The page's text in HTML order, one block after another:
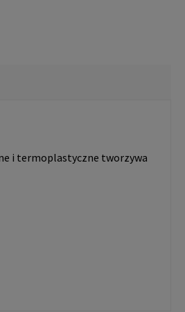
i termoplastyczne tworzywa